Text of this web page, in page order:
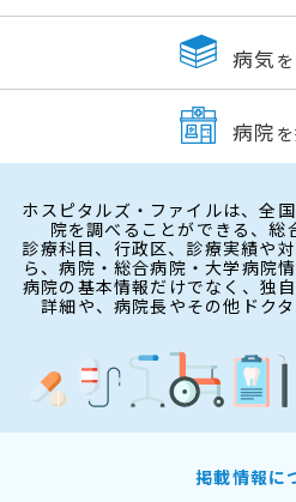
病気
病院
ホスピタルズ・ファイルは、全
院を調べることができる、総
診療科目、行政区、診療実績や
ら、病院・総合病院・大学病院
病院の基本情報だけでなく、独
詳細や、病院長やその他ドク
掲載情報に